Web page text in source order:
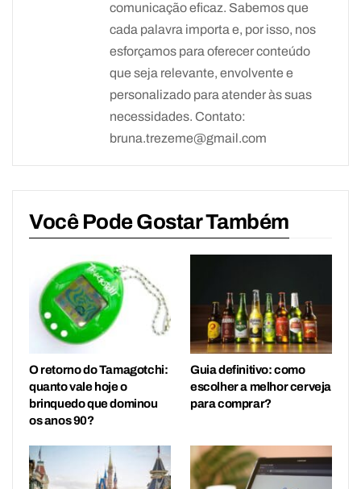
comunicação eficaz. Sabemos que
cada palavra importa e, por isso, nos
esforçamos para oferecer conteúdo
que seja relevante, envolvente e
personalizado para atender às suas
necessidades. Contato:
bruna.trezeme@gmail.com
Você Pode Gostar Também
O retorno do Tamagotchi:
quanto vale hoje o
brinquedo que dominou
os anos 90?
Guia definitivo: como
escolher a melhor cerveja
para comprar?